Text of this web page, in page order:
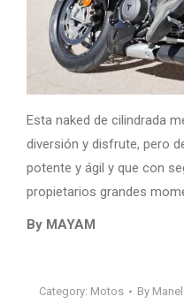
Esta naked de cilindrada
diversión y disfrute, pero
potente y ágil y que con
propietarios grandes
By MAYAM
Category: Motos By